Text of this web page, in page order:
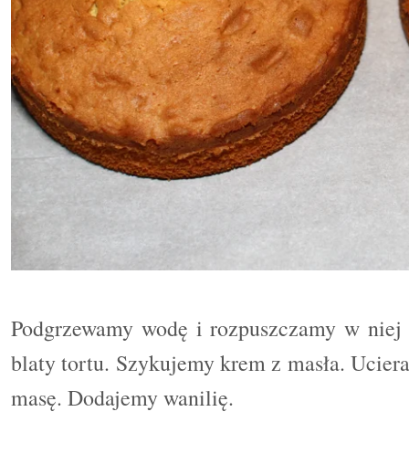
Podgrzewamy wodę i rozpuszczamy w
blaty tortu. Szykujemy krem z masła.
masę. Dodajemy wanilię.